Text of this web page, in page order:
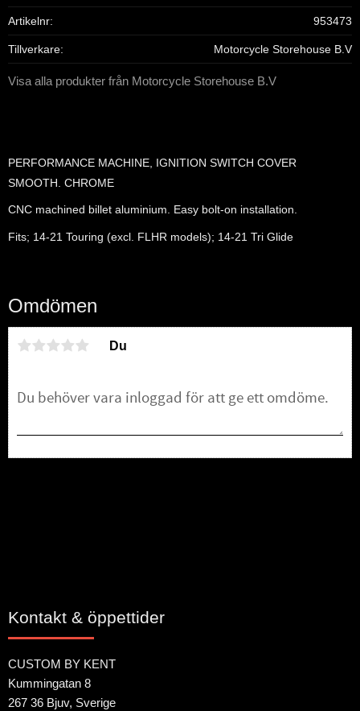
Artikelnr 953473
Tillverkare Motorcycle Storehouse B.V
Visa alla produkter från Motorcycle Storehouse B.V
PERFORMANCE MACHINE, IGNITION SWITCH COVER
SMOOTH. CHROME
CNC machined billet aluminium. Easy bolt-on installation.
Fits; 14-21 Touring (excl. FLHR models); 14-21 Tri Glide
Omdömen
Du
Kontakt & öppettider
CUSTOM BY KENT
Kummingatan 8
267 36 Bjuv, Sverige